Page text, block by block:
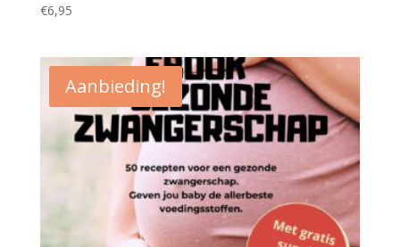
€6,95
Aanbieding!